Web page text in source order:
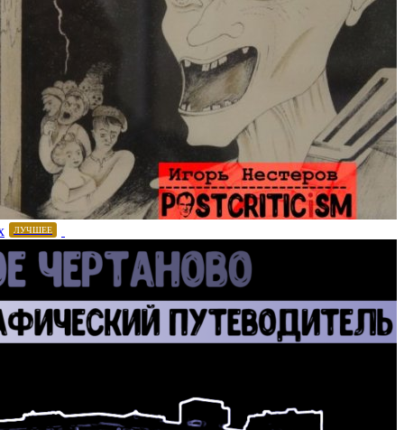
ЛУЧШЕЕ